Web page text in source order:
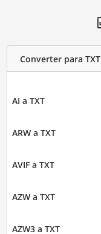
Converter para TXT
AI a TXT
ARW a TXT
AVIF a TXT
AZW a TXT
AZW3 a TXT